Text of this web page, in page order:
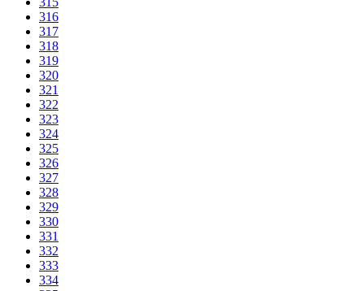
316
317
318
319
320
321
322
323
324
325
326
327
328
329
330
331
332
333
334